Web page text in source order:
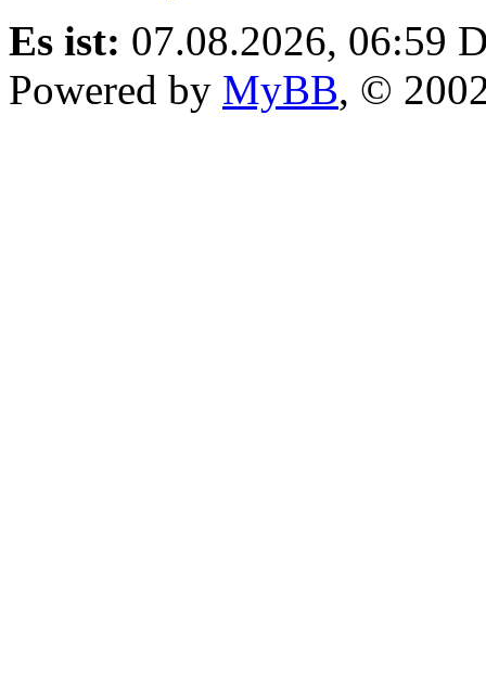
Es ist: 07.08.2026, 06:59
Powered by MyBB, ©